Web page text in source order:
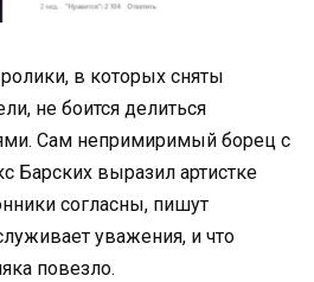
в которых сняты
не боится делиться
Сам непримиримый борец с
Барских выразил артистке
согласны, пишут
уважения, и что
повезло.